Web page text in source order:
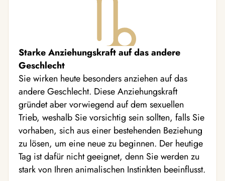
Starke Anziehungskraft auf das andere
Geschlecht
Sie wirken heute besonders anziehen auf das
andere Geschlecht. Diese Anziehungskraft
gründet aber vorwiegend auf dem sexuellen
Trieb, weshalb Sie vorsichtig sein sollten, falls Sie
vorhaben, sich aus einer bestehenden Beziehung
zu lösen, um eine neue zu beginnen. Der heutige
Tag ist dafür nicht geeignet, denn Sie werden zu
stark von Ihren animalischen Instinkten beeinflusst.